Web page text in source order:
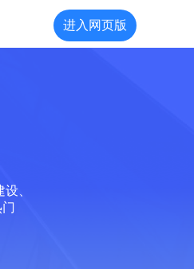
进入网页版
、